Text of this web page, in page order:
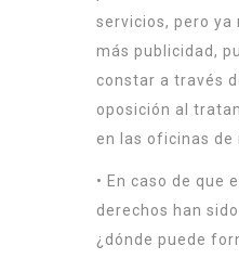
servicios, pero ya
más publicidad,
constar a través
oposición al
en las oficinas de
• En caso de que
derechos han
¿dónde puede